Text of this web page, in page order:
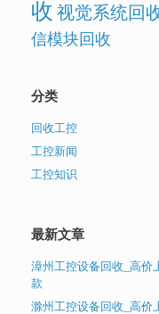
收视觉系统回
信模块回收
分类
回收工控
工控新闻
工控知识
最新文章
漳州工控设备回收_高价
款
滁州工控设备回收_高价